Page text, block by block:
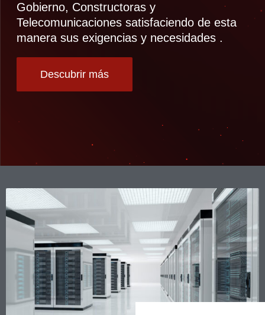
Gobierno, Constructoras y
Telecomunicaciones satisfaciendo de esta
manera sus exigencias y necesidades .
Descubrir más